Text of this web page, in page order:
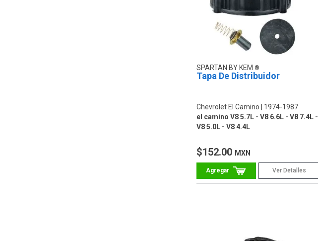
SPARTAN BY KEM
Tapa De Distribuidor
Chevrolet El Camino
1974-1987
el camino V8 5.7L - V8 6.6L - V8 7.4L -
V8 5.0L - V8 4.4L
$152.00 MXN
Ver Detalles